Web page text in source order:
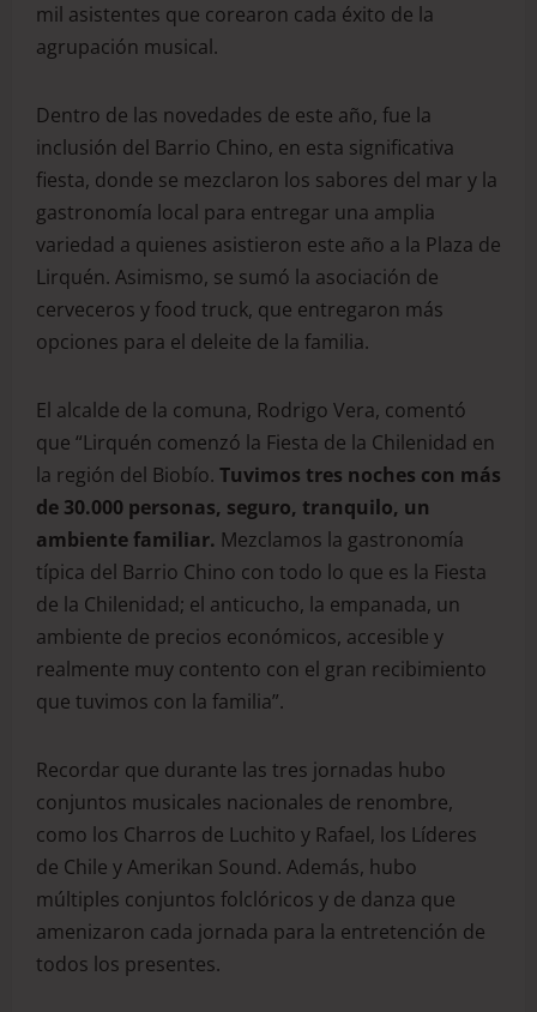
mil asistentes que corearon cada éxito de la
agrupación musical.
Dentro de las novedades de este año, fue la
inclusión del Barrio Chino, en esta significativa
fiesta, donde se mezclaron los sabores del mar y la
gastronomía local para entregar una amplia
variedad a quienes asistieron este año a la Plaza de
Lirquén. Asimismo, se sumó la asociación de
cerveceros y food truck, que entregaron más
opciones para el deleite de la familia.
El alcalde de la comuna, Rodrigo Vera, comentó
que “Lirquén comenzó la Fiesta de la Chilenidad en
la región del Biobío. Tuvimos tres noches con más
de 30.000 personas, seguro, tranquilo, un
ambiente familiar. Mezclamos la gastronomía
típica del Barrio Chino con todo lo que es la Fiesta
de la Chilenidad; el anticucho, la empanada, un
ambiente de precios económicos, accesible y
realmente muy contento con el gran recibimiento
que tuvimos con la familia”.
Recordar que durante las tres jornadas hubo
conjuntos musicales nacionales de renombre,
como los Charros de Luchito y Rafael, los Líderes
de Chile y Amerikan Sound. Además, hubo
múltiples conjuntos folclóricos y de danza que
amenizaron cada jornada para la entretención de
todos los presentes.